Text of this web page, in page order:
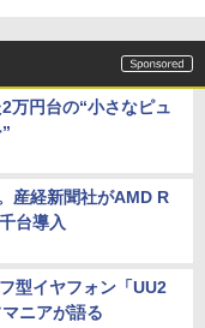
万円台の“小さなピュ
産経新聞社がAMD R
台導入
型イヤフォン「UU2
ニアが語る